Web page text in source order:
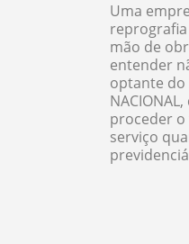
Uma
mão de
entender
optante do
proceder
serviço